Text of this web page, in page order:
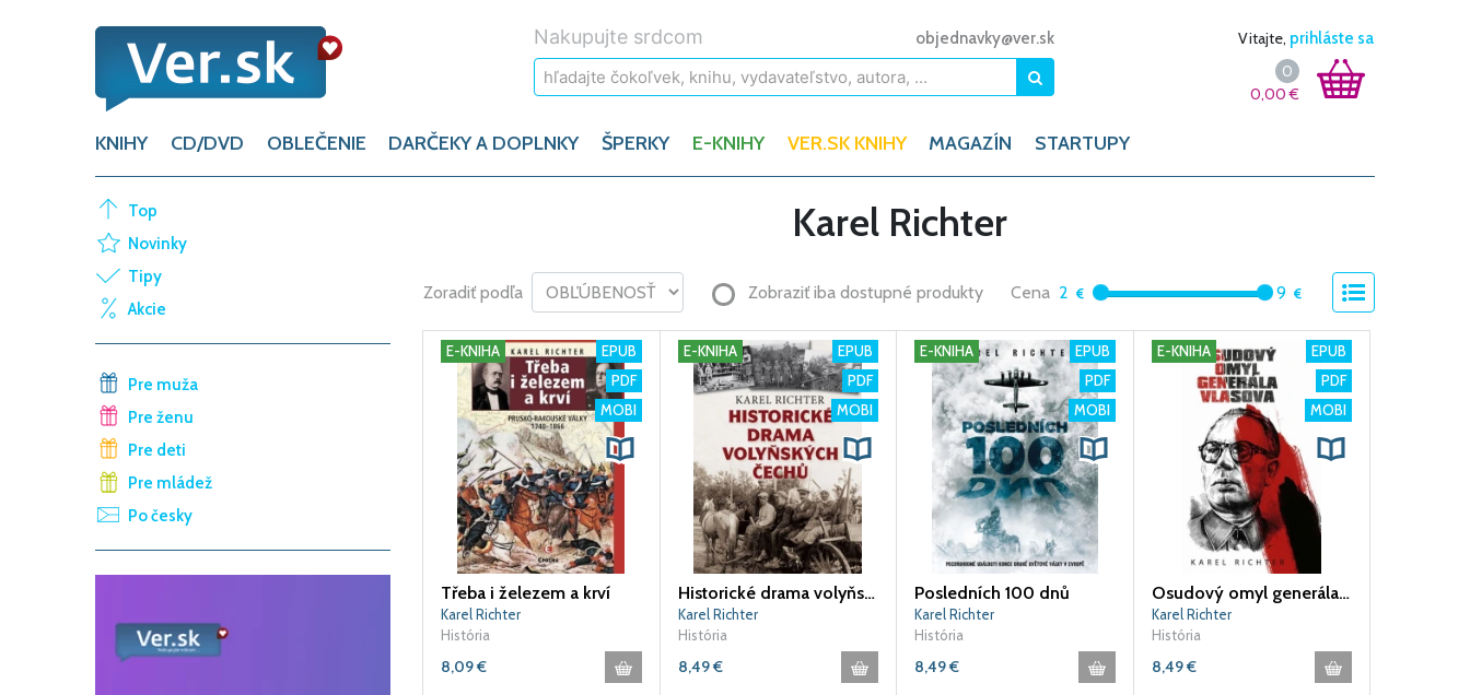
Nakupujte srdcom objednavky@ver.sk Vitajte, prihláste sa
0
0,00€
KNIHY CD/DVD OBLEČENIE DARČEKY A DOPLNKY ŠPERKY E-KNIHY VER.SK KNIHY MAGAZÍN STARTUPY
Top
Novinky
Tipy
Akcie
Pre muža
Pre ženu
Pre deti
Pre mládež
Po česky
Karel Richter
Zoradiť podľa Zobraziť iba dostupné produkty Cena 2 9
E-KNIHA
EPUB
PDF
MOBI
Třeba i železem a krví
Karel Richter
História
8,09€
E-KNIHA
EPUB
PDF
MOBI
Historické drama volyňských Čechů
Karel Richter
História
8,49€
E-KNIHA
EPUB
PDF
MOBI
Posledních 100 dnů
Karel Richter
História
8,49€
E-KNIHA
EPUB
PDF
MOBI
Osudový omyl generála Vlasova
Karel Richter
História
8,49€